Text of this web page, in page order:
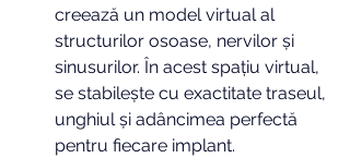
creează un model virtual al
structurilor osoase, nervilor și
sinusurilor. În acest spațiu virtual,
se stabilește cu exactitate traseul,
unghiul și adâncimea perfectă
pentru fiecare implant.